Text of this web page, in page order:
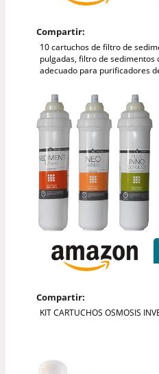
Compartir:
10 cartuchos de filtro de
pulgadas, filtro de sedimentos
adecuado para purificadores
Compartir:
KIT CARTUCHOS OSMOSIS